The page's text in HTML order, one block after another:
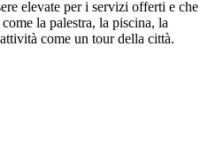
elevate per i servizi offerti e che
la palestra, la piscina, la
come un tour della città.